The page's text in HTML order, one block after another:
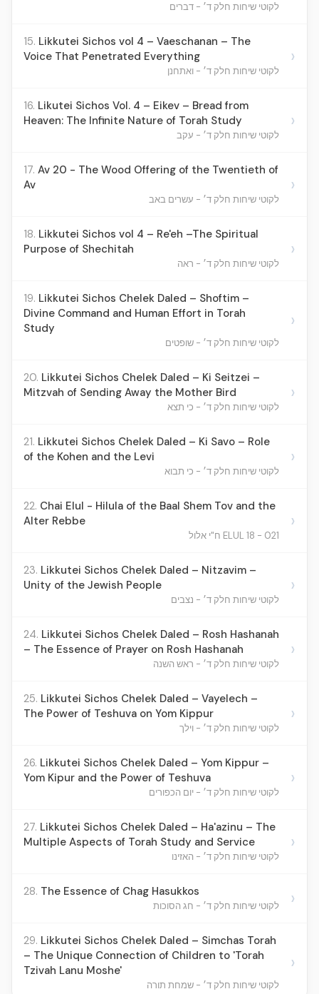
לקוטי שיחות חלק ד׳ - דברים
15. Likkutei Sichos vol 4 – Vaeschanan – The
Voice That Penetrated Everything
לקוטי שיחות חלק ד׳ - ואתחנן
›
16. Likutei Sichos Vol. 4 – Eikev – Bread from
Heaven: The Infinite Nature of Torah Study
לקוטי שיחות חלק ד׳ - עקב
›
17. Av 20 - The Wood Offering of the Twentieth of
Av
לקוטי שיחות חלק ד׳ - עשרים באב
›
18. Likkutei Sichos vol 4 – Re'eh –The Spiritual
Purpose of Shechitah
לקוטי שיחות חלק ד׳ - ראה
›
19. Likkutei Sichos Chelek Daled – Shoftim –
Divine Command and Human Effort in Torah
Study
לקוטי שיחות חלק ד׳ - שופטים
›
20. Likkutei Sichos Chelek Daled – Ki Seitzei –
Mitzvah of Sending Away the Mother Bird
לקוטי שיחות חלק ד׳ - כי תצא
›
21. Likkutei Sichos Chelek Daled – Ki Savo – Role
of the Kohen and the Levi
לקוטי שיחות חלק ד׳ - כי תבוא
›
22. Chai Elul - Hilula of the Baal Shem Tov and the
Alter Rebbe
021 - ELUL 18 ח"י אלול
›
23. Likkutei Sichos Chelek Daled – Nitzavim –
Unity of the Jewish People
לקוטי שיחות חלק ד׳ - נצבים
›
24. Likkutei Sichos Chelek Daled – Rosh Hashanah
– The Essence of Prayer on Rosh Hashanah
לקוטי שיחות חלק ד׳ - ראש השנה
›
25. Likkutei Sichos Chelek Daled – Vayelech –
The Power of Teshuva on Yom Kippur
לקוטי שיחות חלק ד׳ - וילך
›
26. Likkutei Sichos Chelek Daled – Yom Kippur –
Yom Kipur and the Power of Teshuva
לקוטי שיחות חלק ד׳ - יום הכפורים
›
27. Likkutei Sichos Chelek Daled – Ha'azinu – The
Multiple Aspects of Torah Study and Service
לקוטי שיחות חלק ד׳ - האזינו
›
28. The Essence of Chag Hasukkos
לקוטי שיחות חלק ד׳ - חג הסוכות ›
29. Likkutei Sichos Chelek Daled – Simchas Torah
– The Unique Connection of Children to 'Torah
Tzivah Lanu Moshe'
לקוטי שיחות חלק ד׳ - שמחת תורה
›